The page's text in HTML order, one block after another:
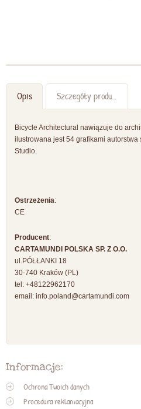
Opis Szczegóły produktu
Bicycle Architectural nawiązuje do
ilustrowana jest 54 grafikami autorstwa
Studio.
Ostrzeżenia:
CE
Producent:
CARTAMUNDI POLSKA SP. Z O.O.
ul.PÓŁŁANKI 18
30-740 Kraków (PL)
tel: +48122962170
email: info.poland@cartamundi.com
Informacje:
Ochrona Twoich danych
Procedura reklamacyjna